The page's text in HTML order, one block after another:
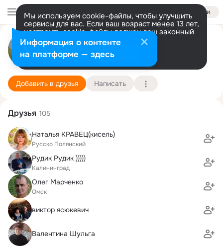
Войти
Мы используем cookie-файлы, чтобы улучшить
сервисы для вас. Если ваш возраст менее 13 лет,
настроить cookie-файлы должен ваш законный
представитель. Больше информации
Разрешить все Настроить
Елена Ильченко
Москва 5 февраля (51 год)
Добавить в друзья Написать
Друзья 105
Наталья КРАВЕЦ(кисель)
Русско Полянский
Рудик Рудик )))))
Калининград
Олег Марченко
Омск
виктор ясюкевич
Валентина Шульга
Информация о контенте
на платформе — здесь